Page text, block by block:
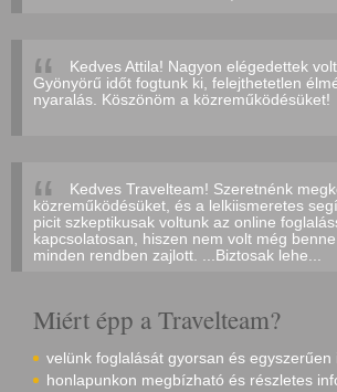
Kedves Attila! Nagyon elégedettek
Gyönyörű időt fogtunk ki, felejthetetlen
nyaralás. Köszönöm a közreműködésüket!
Kedves Travelteam! Szeretnénk
közreműködésüket, és a lelkiismeretes
picit szkeptikusak voltunk az online
kapcsolatosan, hiszen nem volt még
minden rendben zajlott. ...Biztosak lehe...
Miért épp a Travelteam?
velünk foglalását gyorsan és egyszerűen
honlapunkon megbízható és részletes